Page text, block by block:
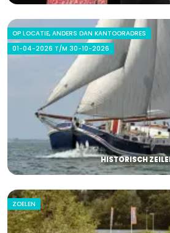
OP LOCATIE, ANDERS DAN KANTOORADRES
01-04-2026 T/M 30-10-2026
HISTORISCH
ZOELEN